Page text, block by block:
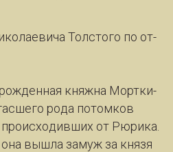
Толс­то­го по от­
княж­на Морт­ки­
ро­да по­том­ков
от Рю­ри­ка.
вы­шла за­муж за кня­зя